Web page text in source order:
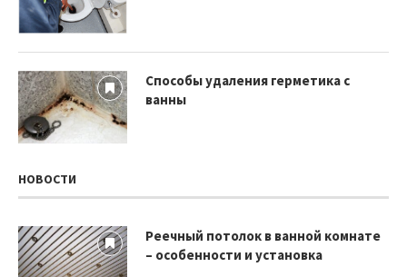
Способы удаления герметика с
ванны
НОВОСТИ
Реечный потолок в ванной комнате
– особенности и установка